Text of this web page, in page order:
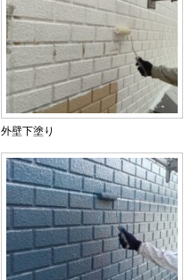
外壁下塗り